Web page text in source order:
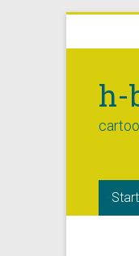
h-
Start